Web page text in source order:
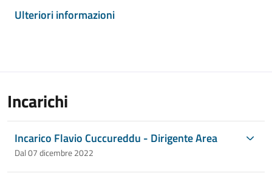
Ulteriori informazioni
Incarichi
Incarico Flavio Cuccureddu - Dirigente Area
Dal 07 dicembre 2022